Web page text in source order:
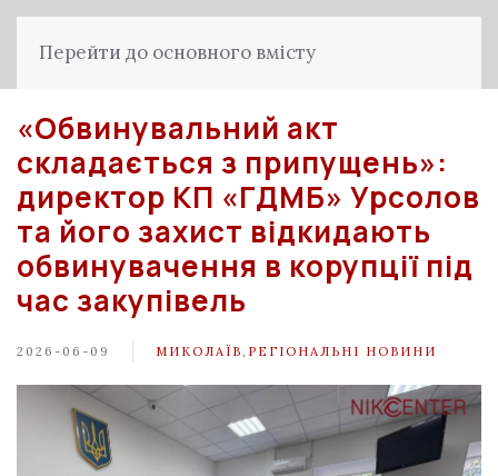
Перейти до основного вмісту
«Обвинувальний акт
складається з припущень»:
директор КП «ГДМБ» Урсолов
та його захист відкидають
обвинувачення в корупції під
час закупівель
2026-06-09 МИКОЛАЇВ РЕГІОНАЛЬНІ НОВИНИ